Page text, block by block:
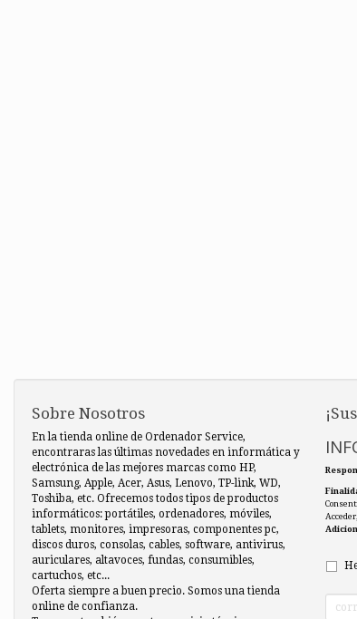
Sobre Nosotros
En la tienda online de Ordenador Service,
encontraras las últimas novedades en informática y
electrónica de las mejores marcas como HP,
Samsung, Apple, Acer, Asus, Lenovo, TP-link, WD,
Toshiba, etc. Ofrecemos todos tipos de productos
informáticos: portátiles, ordenadores, móviles,
tablets, monitores, impresoras, componentes pc,
discos duros, consolas, cables, software, antivirus,
auriculares, altavoces, fundas, consumibles,
cartuchos, etc...
Oferta siempre a buen precio. Somos una tienda
online de confianza.